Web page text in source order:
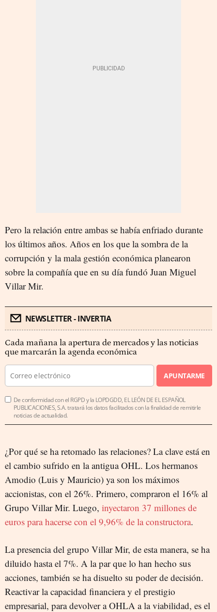
Pero la relación entre ambas se había enfriado durante
los últimos años. Años en los que la sombra de la
corrupción y la mala gestión económica planearon
sobre la compañía que en su día fundó Juan Miguel
Villar Mir.
NEWSLETTER - INVERTIA
Cada mañana la apertura de mercados y las noticias
que marcarán la agenda económica
APUNTARME
De conformidad con el RGPD y la LOPDGDD, EL LEÓN DE EL ESPAÑOL
PUBLICACIONES, S.A. tratará los datos facilitados con la finalidad de remitirle
noticias de actualidad.
¿Por qué se ha retomado las relaciones? La clave está en
el cambio sufrido en la antigua OHL. Los hermanos
Amodio (Luis y Mauricio) ya son los máximos
accionistas, con el 26%. Primero, compraron el 16% al
Grupo Villar Mir. Luego, inyectaron 37 millones de
euros para hacerse con el 9,96% de la constructora.
La presencia del grupo Villar Mir, de esta manera, se ha
diluido hasta el 7%. A la par que lo han hecho sus
acciones, también se ha disuelto su poder de decisión.
Reactivar la capacidad financiera y el prestigio
empresarial, para devolver a OHLA a la viabilidad, es el